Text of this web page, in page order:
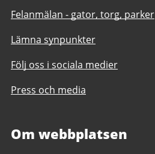
Felanmälan - gator, torg, parker
Lämna synpunkter
Följ oss i sociala medier
Press och media
Om webbplatsen